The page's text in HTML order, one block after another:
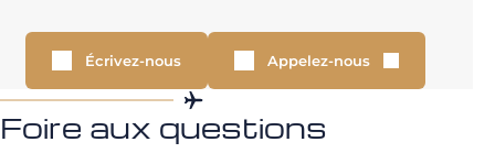
Écrivez-nous Appelez-nous
Foire aux questions